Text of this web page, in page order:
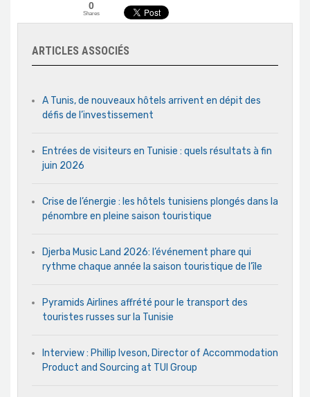
0
Shares
ARTICLES ASSOCIÉS
A Tunis, de nouveaux hôtels arrivent en dépit des
défis de l’investissement
Entrées de visiteurs en Tunisie : quels résultats à fin
juin 2026
Crise de l’énergie : les hôtels tunisiens plongés dans la
pénombre en pleine saison touristique
Djerba Music Land 2026: l’événement phare qui
rythme chaque année la saison touristique de l’île
Pyramids Airlines affrété pour le transport des
touristes russes sur la Tunisie
Interview : Phillip Iveson, Director of Accommodation
Product and Sourcing at TUI Group